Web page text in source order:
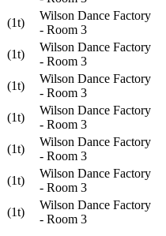
(1t)
Wilson Dance Factory
- Room 3
(1t)
Wilson Dance Factory
- Room 3
(1t)
Wilson Dance Factory
- Room 3
(1t)
Wilson Dance Factory
- Room 3
(1t)
Wilson Dance Factory
- Room 3
(1t)
Wilson Dance Factory
- Room 3
(1t)
Wilson Dance Factory
- Room 3